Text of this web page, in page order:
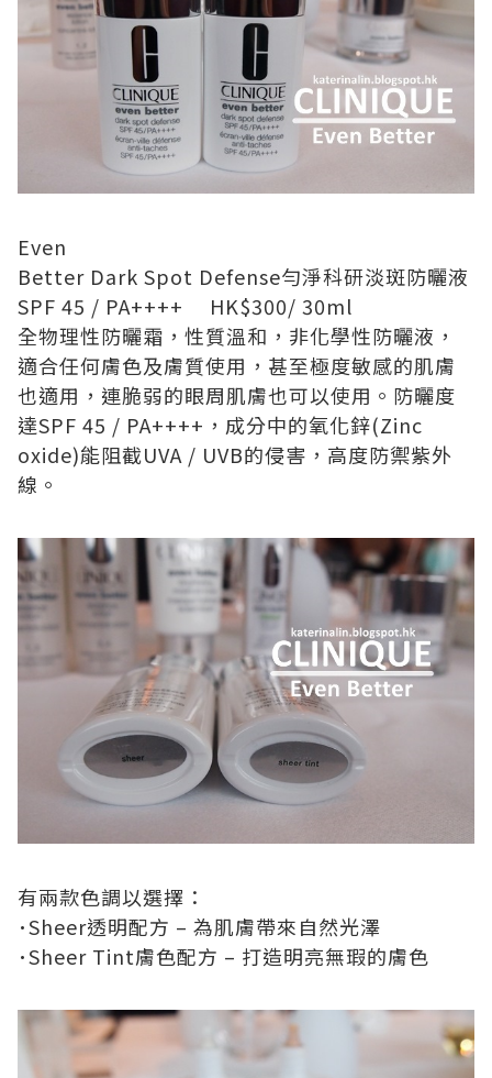
Even
Better Dark Spot Defense勻淨科研淡斑防曬液
SPF 45 / PA++++
HK$300/ 30ml
全物理性防曬霜 ， 性質溫和，非化學性防曬液，
適合任何膚色及膚質使用，甚至極度敏感的肌膚
也適用 ， 連脆弱的眼周肌膚也可以使用 。 防曬度
達SPF 45 / PA++++ ， 成分中的氧化鋅(Zinc
oxide)能阻截UVA / UVB的侵害 ， 高度防禦紫外
線 。
有兩款色調以選擇：
･Sheer透明配方 – 為肌膚帶來自然光澤
･Sheer Tint膚色配方 – 打造明亮無瑕的膚色